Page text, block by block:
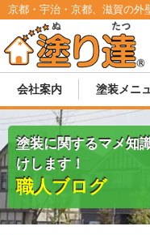
京都・宇治・京都、滋賀の外
会社案内 塗装メニ
塗装に関するマメ知
けします！
職人ブログ